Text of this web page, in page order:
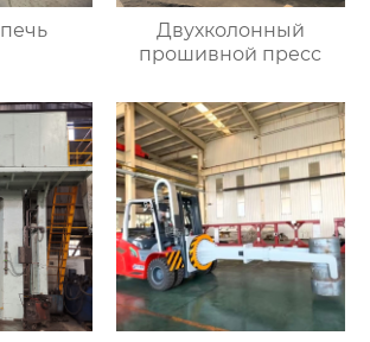
Двухколонный
прошивной пресс